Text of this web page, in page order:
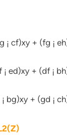
¡ cf)xy + (fg ¡
¡ ed)xy + (df ¡
bg)xy + (gd ¡